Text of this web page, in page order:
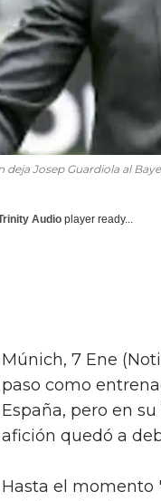
deja Josep Guardiola al
Audio player ready...
Múnich, 7 Ene
paso como
España, pero en
afición quedó a
Hasta el momento